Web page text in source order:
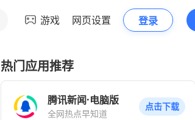
游戏 网页设置 登录
热门应用推荐
腾讯新闻·电脑版
全网热点早知道
点击下载